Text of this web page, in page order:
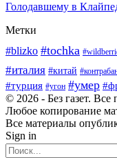
Голодавшему в
Метки
#blizko #tochka
#италия #китай
#турция #угон #умер
© 2026 - Без газет.
Любое копирование
Все материалы
Sign in